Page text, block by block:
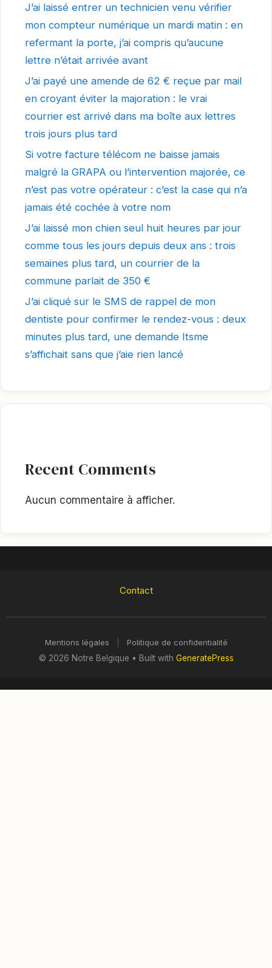
J’ai laissé entrer un technicien venu vérifier
mon compteur numérique un mardi matin : en
refermant la porte, j’ai compris qu’aucune
lettre n’était arrivée avant
J’ai payé une amende de 62 € reçue par mail
en croyant éviter la majoration : le vrai
courrier est arrivé dans ma boîte aux lettres
trois jours plus tard
Si votre facture télécom ne baisse jamais
malgré la GRAPA ou l’intervention majorée, ce
n’est pas votre opérateur : c’est la case qui n’a
jamais été cochée à votre nom
J’ai laissé mon chien seul huit heures par jour
comme tous les jours depuis deux ans : trois
semaines plus tard, un courrier de la
commune parlait de 350 €
J’ai cliqué sur le SMS de rappel de mon
dentiste pour confirmer le rendez-vous : deux
minutes plus tard, une demande Itsme
s’affichait sans que j’aie rien lancé
Recent Comments
Aucun commentaire à afficher.
Contact
Mentions légales
Politique de confidentialité
© 2026 Notre Belgique • Built with GeneratePress